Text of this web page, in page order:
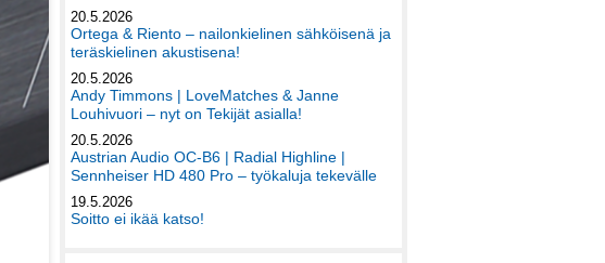
20.5.2026
Ortega & Riento – nailonkielinen sähköisenä ja
teräskielinen akustisena!
20.5.2026
Andy Timmons | LoveMatches & Janne
Louhivuori – nyt on Tekijät asialla!
20.5.2026
Austrian Audio OC-B6 | Radial Highline |
Sennheiser HD 480 Pro – työkaluja tekevälle
19.5.2026
Soitto ei ikää katso!